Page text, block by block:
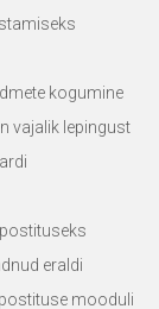
kogumine
vajalik lepingust
eraldi
mooduli